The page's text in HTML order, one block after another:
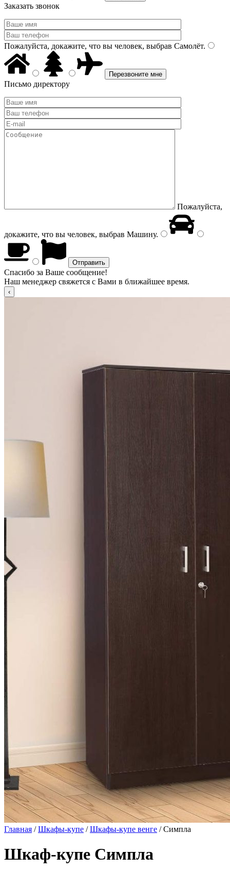
Заказать звонок
Пожалуйста, докажите, что вы человек, выбрав Самолёт.
Письмо директору
Пожалуйста,
докажите, что вы человек, выбрав Машину.
Спасибо за Ваше сообщение!
Наш менеджер свяжется с Вами в ближайшее время.
Главная /Шкафы-купе /Шкафы-купе венге / Симпла
Шкаф-купе Симпла